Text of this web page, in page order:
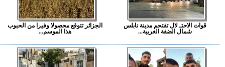
قوات الاحتـ لال تقتحم مدينة نابلس
شمال الضفة الغربية...
الجزائر تتوقع محصولا وفيرا من الحبوب
هذا الموسم...